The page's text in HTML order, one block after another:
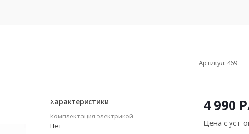
Артикул: 469
Характеристики
Комплектация электрикой
Нет
4 990 P
Цена с уст-